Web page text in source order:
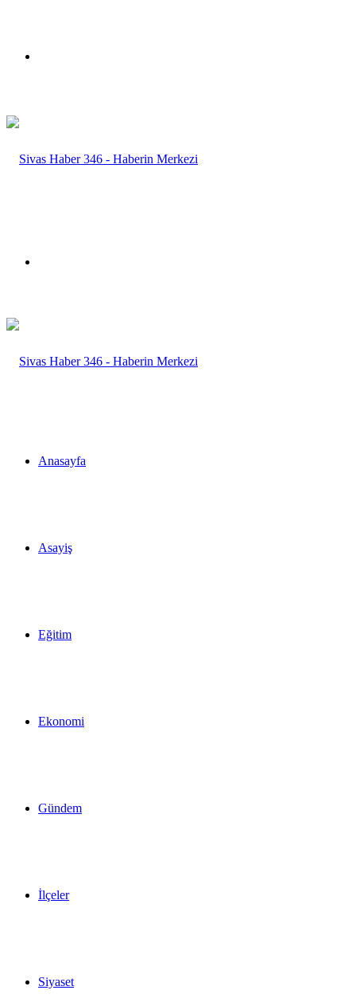
Anasayfa
Asayiş
Eğitim
Ekonomi
Gündem
İlçeler
Siyaset